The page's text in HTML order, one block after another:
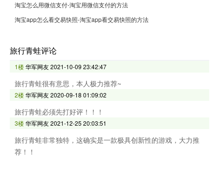
淘宝怎么用微信支付-淘宝用微信支付的方法
淘宝app怎么看交易快照-淘宝app看交易快照的方法
旅行青蛙评论
1楼华军网友2021-10-09 23:42:47
旅行青蛙很有意思，本人极力推荐~
2楼华军网友2020-09-18 01:09:02
旅行青蛙必须先打好评！！！
3楼华军网友2021-12-25 20:03:51
旅行青蛙非常独特，这确实是一款极具创新性的游戏，大力推
荐！！